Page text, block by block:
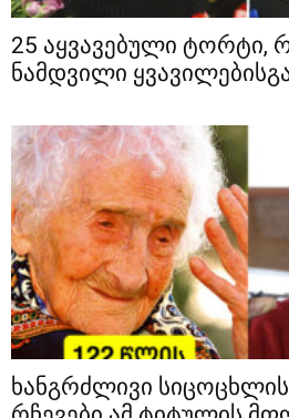
25 აყვავებული ტორტი,
ნამდვილი
ხანგრძლივი